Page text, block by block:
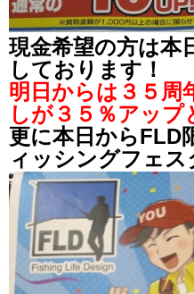
現金希望の方は本
しております！
明日からは３５周
しが３５％アップ
更に本日からFLD
ィッシングフェス